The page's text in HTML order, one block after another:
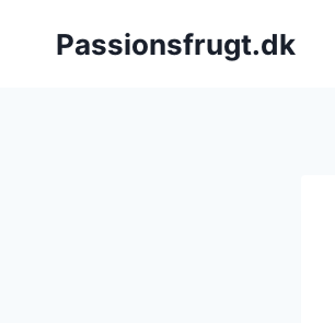
Passionsfrugt.dk